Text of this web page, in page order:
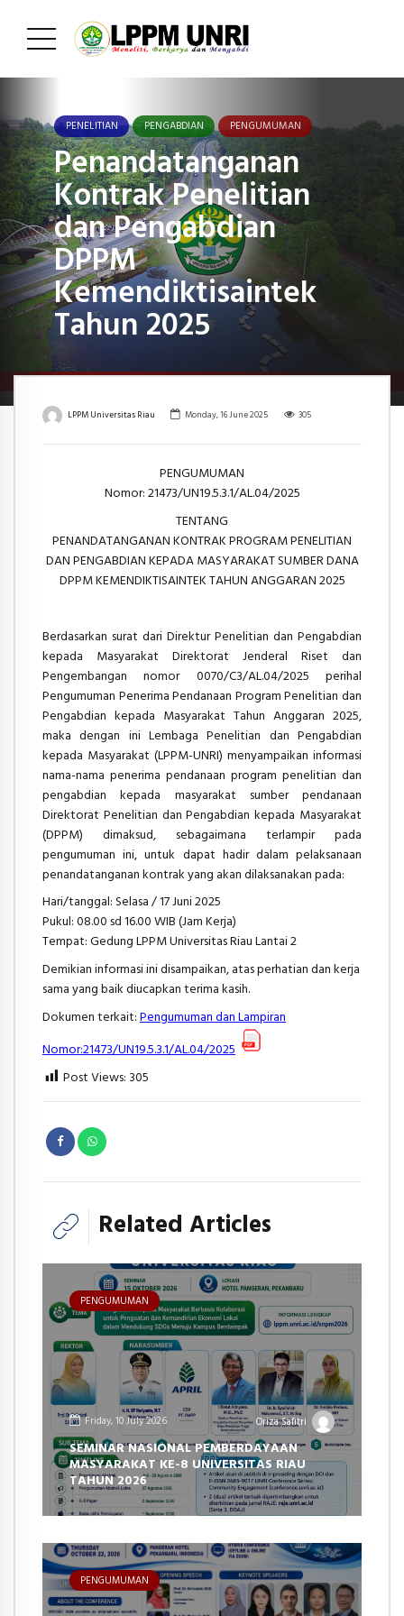
PENELITIAN PENGABDIAN PENGUMUMAN
Penandatanganan
Kontrak Penelitian
dan Pengabdian
DPPM
Kemendiktisaintek
Tahun 2025
LPPM Universitas Riau Monday, 16 June 2025 305
PENGUMUMAN
Nomor: 21473/UN19.5.3.1/AL.04/2025
TENTANG
PENANDATANGANAN KONTRAK PROGRAM PENELITIAN
DAN PENGABDIAN KEPADA MASYARAKAT SUMBER DANA
DPPM KEMENDIKTISAINTEK TAHUN ANGGARAN 2025
Berdasarkan surat dari Direktur Penelitian dan Pengabdian
kepada Masyarakat Direktorat Jenderal Riset dan
Pengembangan nomor 0070/C3/AL.04/2025 perihal
Pengumuman Penerima Pendanaan Program Penelitian dan
Pengabdian kepada Masyarakat Tahun Anggaran 2025,
maka dengan ini Lembaga Penelitian dan Pengabdian
kepada Masyarakat (LPPM-UNRI) menyampaikan informasi
nama-nama penerima pendanaan program penelitian dan
pengabdian kepada masyarakat sumber pendanaan
Direktorat Penelitian dan Pengabdian kepada Masyarakat
(DPPM) dimaksud, sebagaimana terlampir pada
pengumuman ini, untuk dapat hadir dalam pelaksanaan
penandatanganan kontrak yang akan dilaksanakan pada:
Hari/tanggal: Selasa / 17 Juni 2025
Pukul: 08.00 sd 16.00 WIB (Jam Kerja)
Tempat: Gedung LPPM Universitas Riau Lantai 2
Demikian informasi ini disampaikan, atas perhatian dan kerja
sama yang baik diucapkan terima kasih.
Dokumen terkait: Pengumuman dan Lampiran
Nomor:21473/UN19.5.3.1/AL.04/2025
Post Views: 305
Related Articles
PENGUMUMAN
Friday, 10 July 2026 Oriza Safitri
SEMINAR NASIONAL PEMBERDAYAAN
MASYARAKAT KE-8 UNIVERSITAS RIAU
TAHUN 2026
PENGUMUMAN